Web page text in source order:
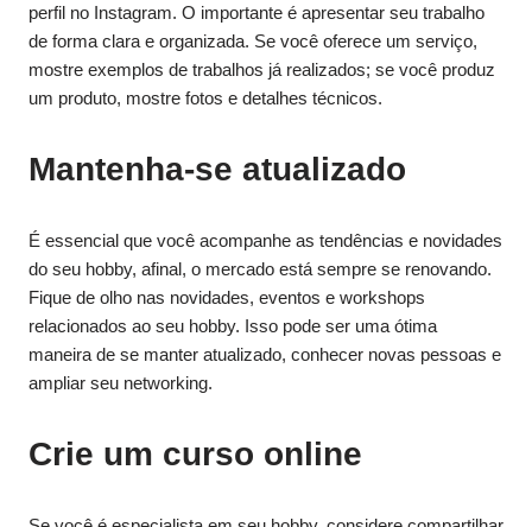
perfil no Instagram. O importante é apresentar seu trabalho
de forma clara e organizada. Se você oferece um serviço,
mostre exemplos de trabalhos já realizados; se você produz
um produto, mostre fotos e detalhes técnicos.
Mantenha-se atualizado
É essencial que você acompanhe as tendências e novidades
do seu hobby, afinal, o mercado está sempre se renovando.
Fique de olho nas novidades, eventos e workshops
relacionados ao seu hobby. Isso pode ser uma ótima
maneira de se manter atualizado, conhecer novas pessoas e
ampliar seu networking.
Crie um curso online